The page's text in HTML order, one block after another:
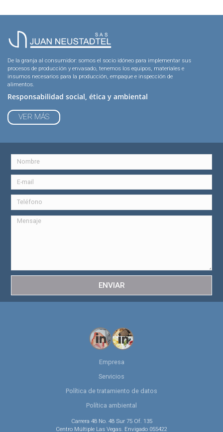
De la granja al consumidor: somos el socio idóneo para implementar sus
procesos de producción y envasado, tenemos los equipos, materiales e
insumos necesarios para la producción, empaque e inspección de
alimentos.
Responsabilidad social, ética y ambiental
VER MÁS
ENVIAR
Empresa
Servicios
Política de tratamiento de datos
Política ambiental
Carrera 48 No. 48 Sur 75 Of. 135
Centro Múltiple Las Vegas. Envigado 055422